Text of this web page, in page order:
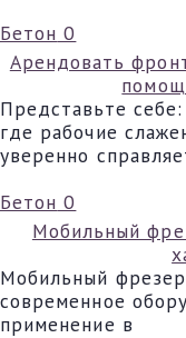
Бетон 0
Арендовать
Представьте
где рабочие
уверенно
Бетон 0
Мобильный
Мобильный
современное
применение в